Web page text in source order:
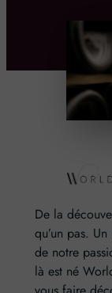
De la
qu’un pas.
de notre
là est né